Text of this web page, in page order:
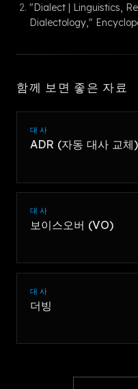
"Dialect | Linguistics,
Dialectology,"
함께 보면 좋은 자료
대사
ADR (자동 대사 교체)
대사
보이스오버 (VO)
대사
더빙